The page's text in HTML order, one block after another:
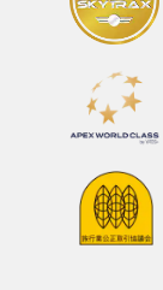
ダイヤモンドサー
マイルの使い道
アクティビティ
機内
秋田県 鹿